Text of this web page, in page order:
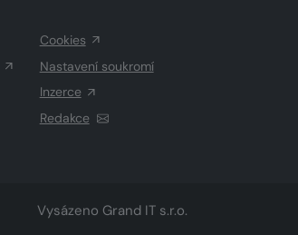
Cookies
Nastavení soukromí
Inzerce
Redakce
Vysázeno Grand IT s.r.o.